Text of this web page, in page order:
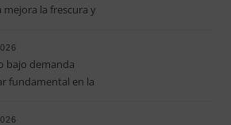
mejora la frescura y
bajo demanda
fundamental en la